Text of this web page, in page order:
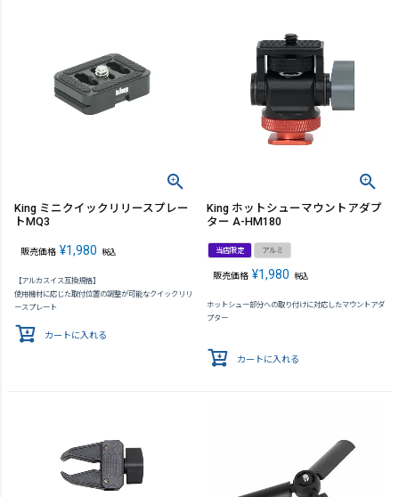
King ミニクイックリリースプレー
トMQ3
販売価格 ¥1,980 税込
【アルカスイス互換規格】
使用機材に応じた取付位置の調整が可能なクイックリリ
ースプレート
カートに入れる
King ホットシューマウントアダプ
ター A-HM180
当店限定 アルミ
販売価格 ¥1,980 税込
ホットシュー部分への取り付けに対応したマウントアダ
プター
カートに入れる